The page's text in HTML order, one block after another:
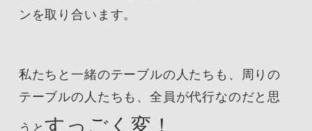
ンを取り合います。
私たちと一緒のテーブルの人たちも、周りの
テーブルの人たちも、全員が代行なのだと思
うと すっごく変！